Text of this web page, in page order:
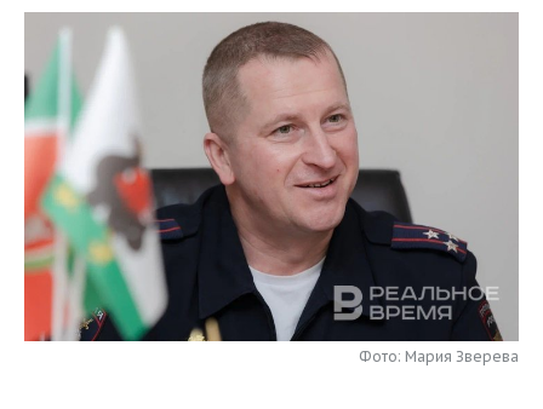
ИНВЕСТИЦИИ
НЕФТЕХИМИЯ
НЕФТЬ
ОПК
ЭНЕРГЕТИКА
НОВОСТИ БИЗНЕСА
РОЗНИЧНАЯ ТОРГОВЛЯ
ТРАНСПОРТ
УСЛУГИ
ТЕХНОЛОГИИ
НОВОСТИ ТЕХНОЛОГИЙ
IT
МЕДИА
ТЕЛЕКОММУНИКАЦИИ
МЕРОПРИЯТИЯ
НОВОСТИ МЕРОПРИЯТИЙ
ВЫЕЗДНАЯ РЕДАКЦИЯ
БИЗНЕС-БРАНЧИ
ONLINE-КОНФЕРЕНЦИИ
СПОРТ
НОВОСТИ СПОРТА
ФУТБОЛ
ХОККЕЙ
ОБЩЕСТВО
НОВОСТИ ОБЩЕСТВА
ВЛАСТЬ
ФОТОГАЛЕРЕЯ
СЮЖЕТЫ
Фото: Мария Зверева